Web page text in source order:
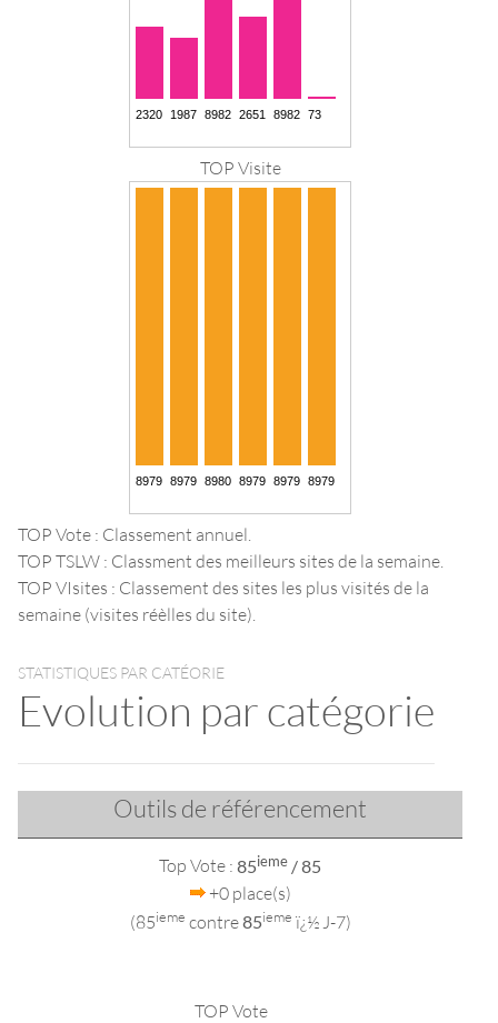
TOP Visite
TOP Vote : Classement annuel.
TOP TSLW : Classment des meilleurs sites de la semaine.
TOP VIsites : Classement des sites les plus visités de la
semaine (visites réèlles du site).
STATISTIQUES PAR CATÉORIE
Evolution par catégorie
Outils de référencement
Top Vote : 85ieme / 85
+0 place(s)
(85ieme contre85ieme ï¿½ J-7)
TOP Vote